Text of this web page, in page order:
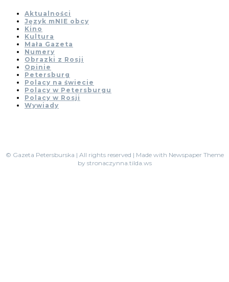
Aktualności
Język mNIE obcy
Kino
Kultura
Mała Gazeta
Numery
Obrazki z Rosji
Opinie
Petersburg
Polacy na świecie
Polacy w Petersburgu
Polacy w Rosji
Wywiady
© Gazeta Petersburska | All rights reserved | Made with Newspaper Theme
by stronaczynna.tilda.ws